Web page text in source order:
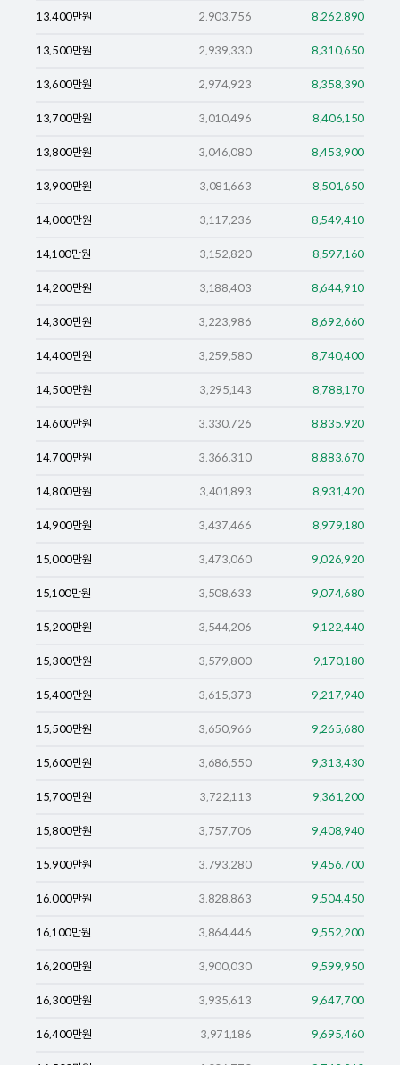
13,400만원 2,903,756 8,262,890
13,500만원 2,939,330 8,310,650
13,600만원 2,974,923 8,358,390
13,700만원 3,010,496 8,406,150
13,800만원 3,046,080 8,453,900
13,900만원 3,081,663 8,501,650
14,000만원 3,117,236 8,549,410
14,100만원 3,152,820 8,597,160
14,200만원 3,188,403 8,644,910
14,300만원 3,223,986 8,692,660
14,400만원 3,259,580 8,740,400
14,500만원 3,295,143 8,788,170
14,600만원 3,330,726 8,835,920
14,700만원 3,366,310 8,883,670
14,800만원 3,401,893 8,931,420
14,900만원 3,437,466 8,979,180
15,000만원 3,473,060 9,026,920
15,100만원 3,508,633 9,074,680
15,200만원 3,544,206 9,122,440
15,300만원 3,579,800 9,170,180
15,400만원 3,615,373 9,217,940
15,500만원 3,650,966 9,265,680
15,600만원 3,686,550 9,313,430
15,700만원 3,722,113 9,361,200
15,800만원 3,757,706 9,408,940
15,900만원 3,793,280 9,456,700
16,000만원 3,828,863 9,504,450
16,100만원 3,864,446 9,552,200
16,200만원 3,900,030 9,599,950
16,300만원 3,935,613 9,647,700
16,400만원 3,971,186 9,695,460